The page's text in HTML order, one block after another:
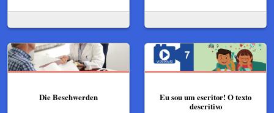
Die Beschwerden
Eu sou um escritor! O texto
descritivo